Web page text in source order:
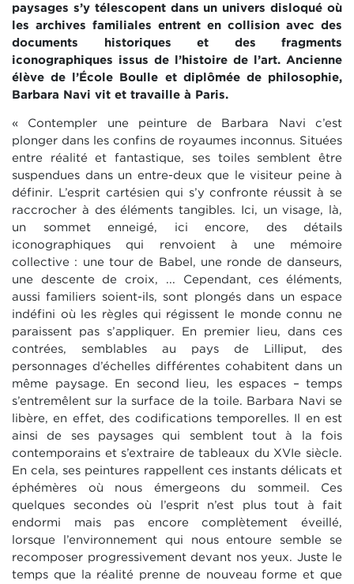
paysages s’y télescopent dans un univers disloqué où
les archives familiales entrent en collision avec des
documents historiques et des fragments
iconographiques issus de l’histoire de l’art. Ancienne
élève de l’École Boulle et diplômée de philosophie,
Barbara Navi vit et travaille à Paris.
« Contempler une peinture de Barbara Navi c’est
plonger dans les confins de royaumes inconnus. Situées
entre réalité et fantastique, ses toiles semblent être
suspendues dans un entre-deux que le visiteur peine à
définir. L’esprit cartésien qui s’y confronte réussit à se
raccrocher à des éléments tangibles. Ici, un visage, là,
un sommet enneigé, ici encore, des détails
iconographiques qui renvoient à une mémoire
collective : une tour de Babel, une ronde de danseurs,
une descente de croix, ... Cependant, ces éléments,
aussi familiers soient-ils, sont plongés dans un espace
indéfini où les règles qui régissent le monde connu ne
paraissent pas s’appliquer. En premier lieu, dans ces
contrées, semblables au pays de Lilliput, des
personnages d’échelles différentes cohabitent dans un
même paysage. En second lieu, les espaces – temps
s’entremêlent sur la surface de la toile. Barbara Navi se
libère, en effet, des codifications temporelles. Il en est
ainsi de ses paysages qui semblent tout à la fois
contemporains et s’extraire de tableaux du XVIe siècle.
En cela, ses peintures rappellent ces instants délicats et
éphémères où nous émergeons du sommeil. Ces
quelques secondes où l’esprit n’est plus tout à fait
endormi mais pas encore complètement éveillé,
lorsque l’environnement qui nous entoure semble se
recomposer progressivement devant nos yeux. Juste le
temps que la réalité prenne de nouveau forme et que